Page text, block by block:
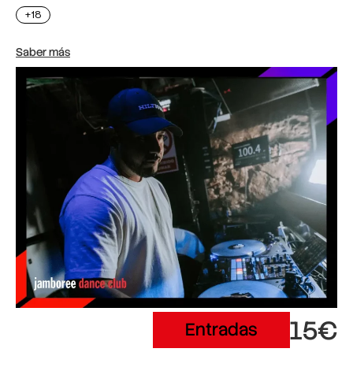
+18
Saber más
Entradas 15€